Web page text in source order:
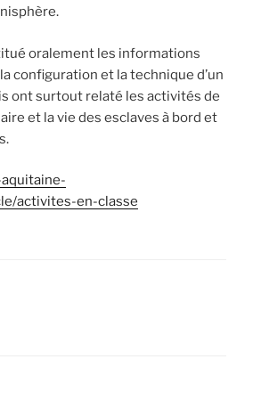
oralement les informations
configuration et la technique d’un
ont surtout relaté les activités de
et la vie des esclaves à bord et
activites-en-classe